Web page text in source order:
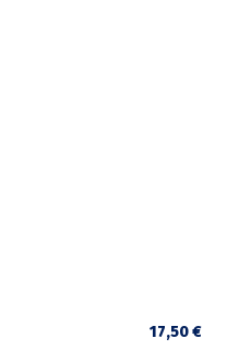
17,50 €